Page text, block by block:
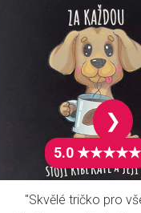
5.0 ★★★★★
"Skvělé tričko pro
❯